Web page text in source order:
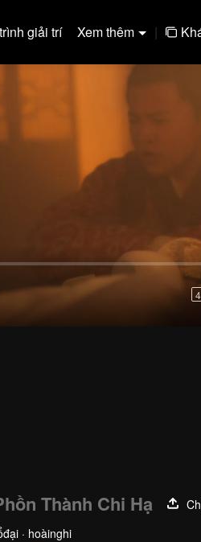
giải trí Xem thêm |
Thành Chi Hạ
· hoàinghi